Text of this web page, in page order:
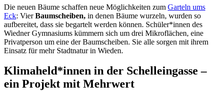
Die neuen Bäume schaffen neue Möglichkeiten zum Garteln ums
Eck: VierBaumscheiben, in denen Bäume wurzeln, wurden so
aufbereitet, dass sie begartelt werden können. Schüler*innen des
Wiedner Gymnasiums kümmern sich um drei Mikroflächen, eine
Privatperson um eine der Baumscheiben. Sie alle sorgen mit ihrem
Einsatz für mehr Stadtnatur in Wieden.
Klimaheld*innen in der Schelleingasse –
ein Projekt mit Mehrwert